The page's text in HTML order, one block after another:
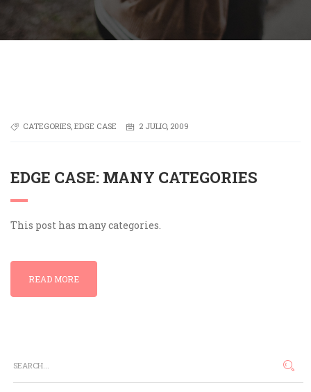
CATEGORIES, EDGE CASE 2 JULIO, 2009
EDGE CASE: MANY CATEGORIES
This post has many categories.
READ MORE